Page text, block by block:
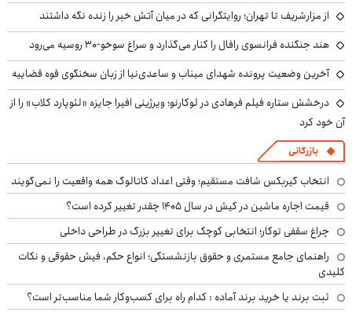
از مزارشریف تا تهران؛ روایتگرانی که در میان آتش خبر را زنده نگه داشتند
هند جنگنده فرانسوی رافال را کنار می‌گذارد و سراغ سوخو-30 روسیه می‌رود
آخرین وضعیت پرونده شهدای میناب و ساعدی‌نیا از زبان سخنگوی قوه قضاییه
درخشش ستاره فیلم فرهادی در لوکارنو؛ ویرژینی افیرا جایزه «لئوپارد کلاب» را از
آن خود کرد
بازرگانی
انتخاب گیربکس شافت مستقیم؛ وقتی اعداد کاتالوگ همه واقعیت را نمی‌گویند
قیمت اجاره ماشین در کیش در سال ۱۴۰۵ چقدر تغییر کرده است؟
چراغ سقفی توکار؛ انتخابی کوچک برای تغییر بزرگ در طراحی داخلی
راهنمای جامع مستمری و حقوق بازنشستگی؛ انواع حکم، فیش حقوقی و نکات
کلیدی
ثبت برند یا خرید برند آماده : کدام راه برای کسب‌وکار شما مناسب‌تر است؟